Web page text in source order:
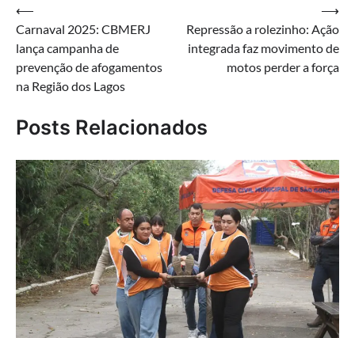
Navegação
de
Post
⟵
Carnaval 2025: CBMERJ
lança campanha de
prevenção de afogamentos
na Região dos Lagos
Repressão a rolezinho: Ação
integrada faz movimento de
motos perder a força
⟶
Posts Relacionados